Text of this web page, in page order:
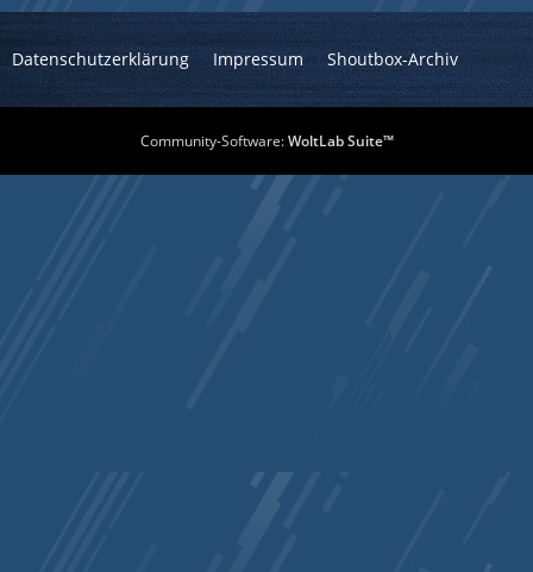
Datenschutzerklärung Impressum Shoutbox-Archiv
Community-Software:WoltLab Suite™